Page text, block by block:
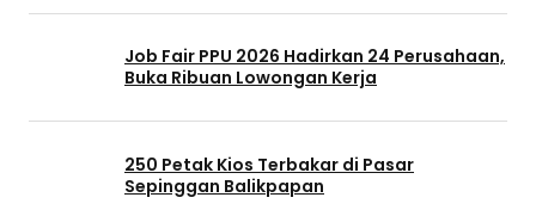
Job Fair PPU 2026 Hadirkan 24 Perusahaan,
Buka Ribuan Lowongan Kerja
250 Petak Kios Terbakar di Pasar
Sepinggan Balikpapan